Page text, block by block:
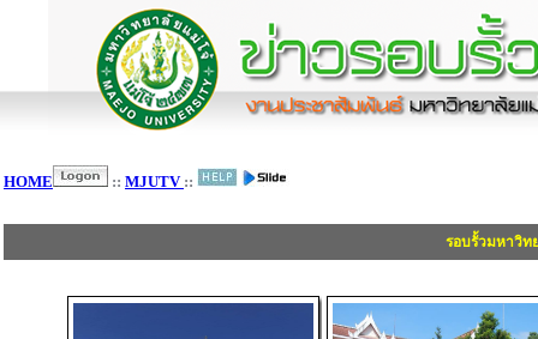
HOME :: MJUTV ::
รอบรั้วมหาวิท